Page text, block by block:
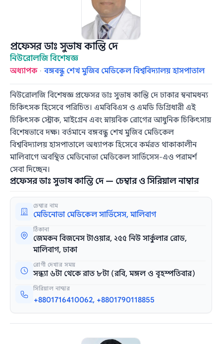
প্রফেসর ডাঃ সুভাষ কান্তি দে
নিউরোলজি বিশেষজ্ঞ
অধ্যাপক ·বঙ্গবন্ধু শেখ মুজিব মেডিকেল বিশ্ববিদ্যালয় হাসপাতাল
নিউরোলজি বিশেষজ্ঞ প্রফেসর ডাঃ সুভাষ কান্তি দে ঢাকার স্বনামধন্য
চিকিৎসক হিসেবে পরিচিত। এমবিবিএস ও এমডি ডিগ্রিধারী এই
চিকিৎসক স্ট্রোক, মাইগ্রেন এবং স্নায়বিক রোগের আধুনিক চিকিৎসায়
বিশেষভাবে দক্ষ। বর্তমানে বঙ্গবন্ধু শেখ মুজিব মেডিকেল
বিশ্ববিদ্যালয় হাসপাতালে অধ্যাপক হিসেবে কর্মরত থাকাকালীন
মালিবাগে অবস্থিত মেডিনোভা মেডিকেল সার্ভিসেস-এও পরামর্শ
সেবা দিচ্ছেন।
প্রফেসর ডাঃ সুভাষ কান্তি দে — চেম্বার ও সিরিয়াল নাম্বার
চেম্বার নাম
মেডিনোভা মেডিকেল সার্ভিসেস, মালিবাগ
ঠিকানা
জেমকন বিজনেস টাওয়ার, ২৫৫ নিউ সার্কুলার রোড,
মালিবাগ, ঢাকা
রোগী দেখার সময়
সন্ধ্যা ৬টা থেকে রাত ৮টা (রবি, মঙ্গল ও বৃহস্পতিবার)
সিরিয়াল নাম্বার
+8801716410062, +8801790118855